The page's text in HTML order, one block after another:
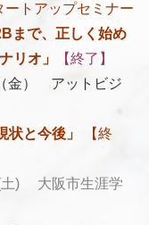
ートアップセミナー
まで、正しく始め
リオ」
【終了】
） アットビジ
状と今後」
【終
市生涯学